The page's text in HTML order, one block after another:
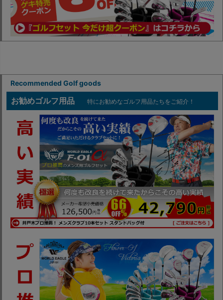
Recommended Golf goods
お勧めゴルフ用品 特にお勧めなゴルフ用品たちをご紹介！